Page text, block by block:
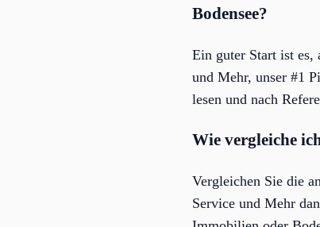
Bodensee?
Ein guter Start ist es,
und Mehr, unser #1
lesen und nach
Wie vergleiche
Vergleichen Sie die
Service und Mehr